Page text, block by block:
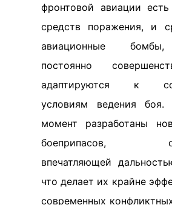
фронтовой авиации
средств поражения, и
авиационные
постоянно
адаптируются к
условиям ведения
момент разработаны
боеприпасов,
впечатляющей
что делает их крайне
современных